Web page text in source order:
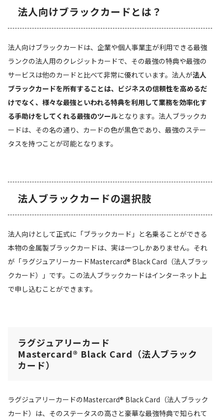
法人向けブラックカードとは？
法人向けブラックカードは、企業や個人事業主が利用できる最強
ランクの法人用のクレジットカードで、その最強の特典や最強の
サービスは他のカードと比べて非常に優れています。法人が法人
ブラックカードを所有することは、ビジネスの信頼性を高めるだ
けでなく、様々な最強といわれる特典を利用して業務を効率化す
る手助けをしてくれる最強のツールとなります。法人ブラックカ
ードは、その名の通り、カードの色が黒色であり、最強のステー
タスを持つことが可能となります。
法人ブラックカードの選択肢
法人向けとして正式に「ブラックカード」と名乗ることができる
本物の金属製ブラックカードは、実は一つしかありません。それ
が「ラグジュアリーカードMastercard® Black Card（法人ブラッ
クカード）」です。この法人ブラックカードはインターネット上
で申し込むことができます。
ラグジュアリーカード
Mastercard® Black Card（法人ブラック
カード）
ラグジュアリーカードのMastercard® Black Card（法人ブラック
カード）は、そのステータスの高さと豪華な最強特典で知られて